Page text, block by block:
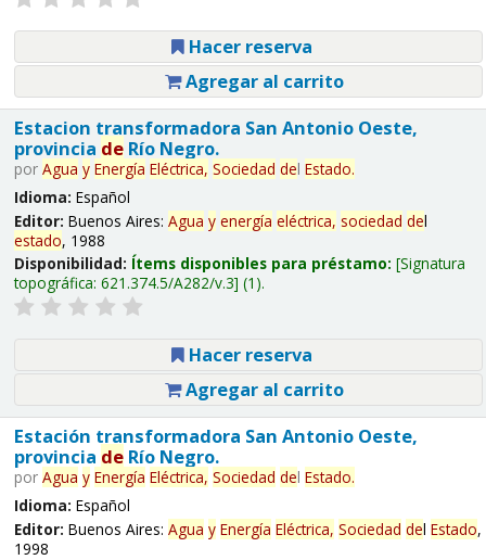
Hacer reserva
Agregar al carrito
Estacion transformadora San Antonio Oeste,
provincia deRío Negro.
por Agua y Energía Eléctrica, Sociedad del Estado.
Idioma: Español
Editor: Buenos Aires: Agua y energía eléctrica, sociedad del
estado, 1988
Disponibilidad: Ítems disponibles para préstamo: Signatura
topográfica: 621.374.5/A282/v.3 (1).
Hacer reserva
Agregar al carrito
Estación transformadora San Antonio Oeste,
provincia deRío Negro.
por Agua y Energía Eléctrica, Sociedad del Estado.
Idioma: Español
Editor: Buenos Aires: Agua y Energía Eléctrica, Sociedad del Estado,
1998